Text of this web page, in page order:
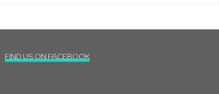
FIND US ON FACEBOOK